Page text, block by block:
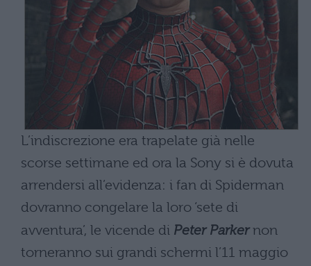
L’indiscrezione era trapelate già nelle
scorse settimane ed ora la Sony si è dovuta
arrendersi all’evidenza: i fan di Spiderman
dovranno congelare la loro ‘sete di
avventura’, le vicende di Peter Parkernon
torneranno sui grandi schermi l’11 maggio